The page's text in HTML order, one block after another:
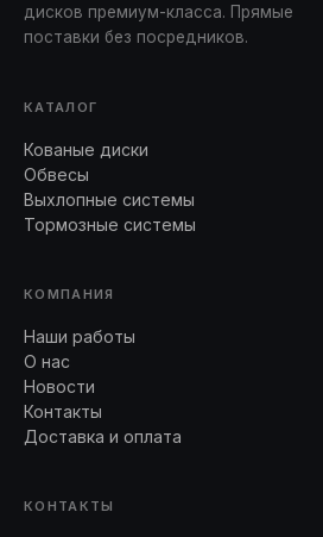
дисков премиум-класса. Прямые
поставки без посредников.
КАТАЛОГ
Кованые диски
Обвесы
Выхлопные системы
Тормозные системы
КОМПАНИЯ
Наши работы
О нас
Новости
Контакты
Доставка и оплата
КОНТАКТЫ